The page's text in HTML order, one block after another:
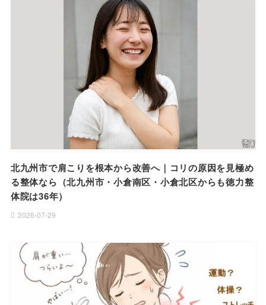
北九州市で肩こりを根本から改善へ｜コリの原因を見極め
る整体なら（北九州市・小倉南区・小倉北区からも徳力整
体院は36年）
2026-07-29